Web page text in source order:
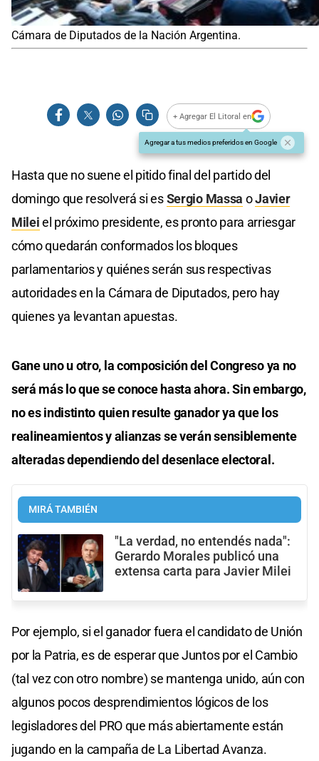
Cámara de Diputados de la Nación Argentina.
+ Agregar El Litoral en
Agregar a tus medios preferidos en Google
Hasta que no suene el pitido final del partido del
domingo que resolverá si esSergio Massa oJavier
Mileiel próximo presidente, es pronto para arriesgar
cómo quedarán conformados los bloques
parlamentarios y quiénes serán sus respectivas
autoridades en la Cámara de Diputados, pero hay
quienes ya levantan apuestas.
Gane uno u otro, la composición del Congreso ya no
será más lo que se conoce hasta ahora. Sin embargo,
no es indistinto quien resulte ganador ya que los
realineamientos y alianzas se verán sensiblemente
alteradas dependiendo del desenlace electoral.
MIRÁ TAMBIÉN
"La verdad, no entendés nada":
Gerardo Morales publicó una
extensa carta para Javier Milei
Por ejemplo, si el ganador fuera el candidato de Unión
por la Patria, es de esperar que Juntos por el Cambio
(tal vez con otro nombre) se mantenga unido, aún con
algunos pocos desprendimientos lógicos de los
legisladores del PRO que más abiertamente están
jugando en la campaña de La Libertad Avanza.